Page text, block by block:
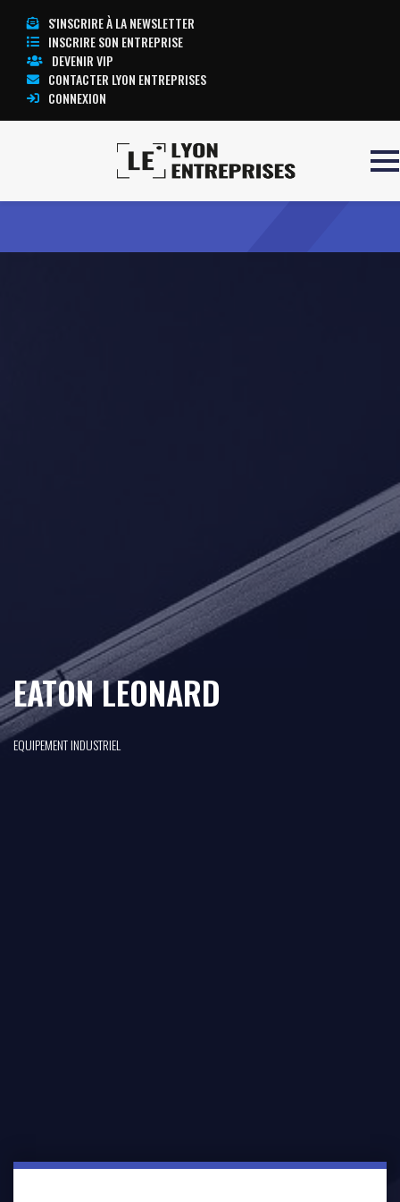
S'INSCRIRE À LA NEWSLETTER
INSCRIRE SON ENTREPRISE
DEVENIR VIP
CONTACTER LYON ENTREPRISES
CONNEXION
EATON LEONARD
EQUIPEMENT INDUSTRIEL